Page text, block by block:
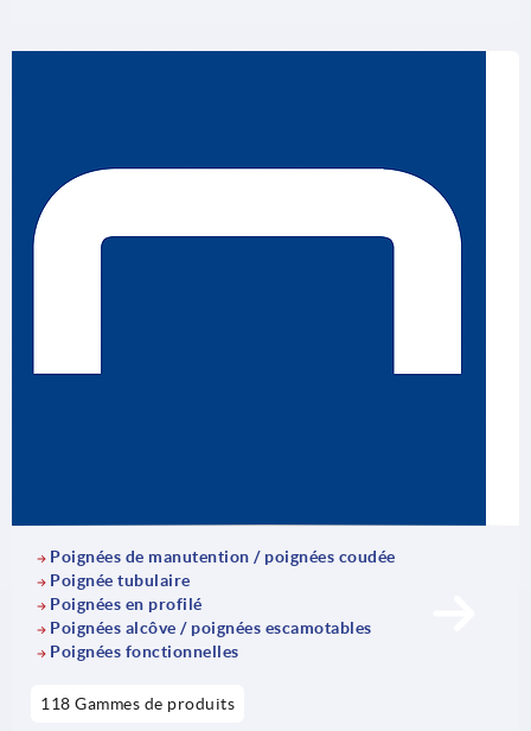
Poignées de manutention / poignées coudée
Poignée tubulaire
Poignées en profilé
Poignées alcôve / poignées escamotables
Poignées fonctionnelles
118 Gammes de produits